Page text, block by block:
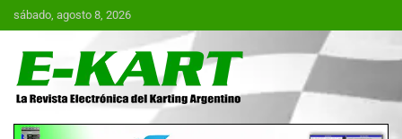
Saltar
al
sábado, agosto 8, 2026
E-Kart.com.ar | La Revista